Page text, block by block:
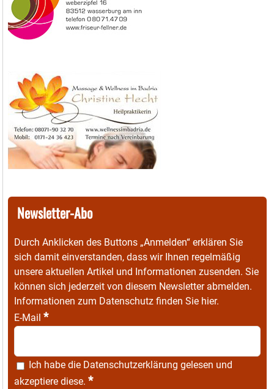
Newsletter-Abo
Durch Anklicken des Buttons „Anmelden“ erklären Sie
sich damit einverstanden, dass wir Ihnen regelmäßig
unsere aktuellen Artikel und Informationen zusenden. Sie
können sich jederzeit von diesem Newsletter abmelden.
Informationen zum Datenschutz finden Sie hier.
E-Mail *
Ich habe die Datenschutzerklärung gelesen und
akzeptiere diese. *